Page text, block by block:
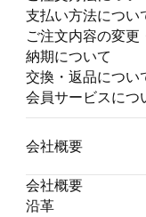
支払い方法につい
ご注文内容の変更
納期について
交換・返品につい
会員サービスにつ
会社概要
会社概要
沿革